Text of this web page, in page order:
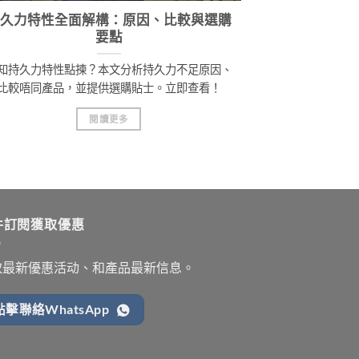
力特性全面解構：原因、比較與選購
要點
持久力特性點揀？本文分析持久力不足原因、
較唔同產品，並提供選購貼士。立即查看！
閱讀更多
訂閱獲取優惠
新優惠活动、和產品最新信息。
擊聯絡WhatsApp